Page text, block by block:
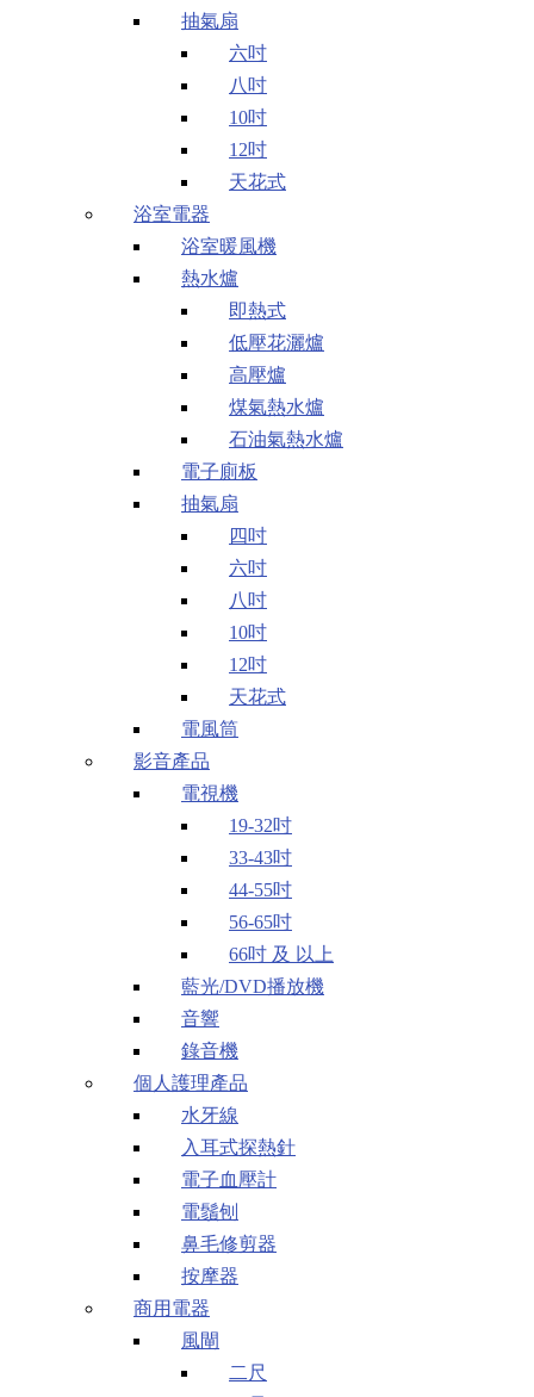
抽氣扇
六吋
八吋
10吋
12吋
天花式
浴室電器
浴室暖風機
熱水爐
即熱式
低壓花灑爐
高壓爐
煤氣熱水爐
石油氣熱水爐
電子廁板
抽氣扇
四吋
六吋
八吋
10吋
12吋
天花式
電風筒
影音產品
電視機
19-32吋
33-43吋
44-55吋
56-65吋
66吋 及 以上
藍光/DVD播放機
音響
錄音機
個人護理產品
水牙線
入耳式探熱針
電子血壓計
電鬚刨
鼻毛修剪器
按摩器
商用電器
風閘
二尺